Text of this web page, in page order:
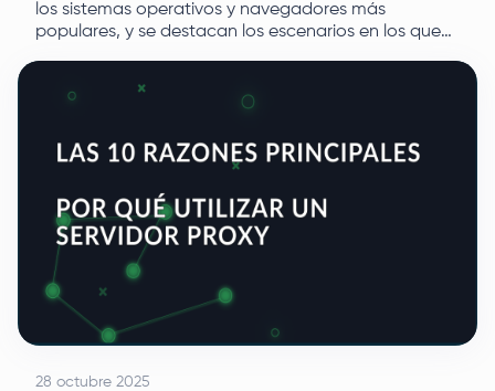
los sistemas operativos y navegadores más
populares, y se destacan los escenarios en los que
28 octubre 2025